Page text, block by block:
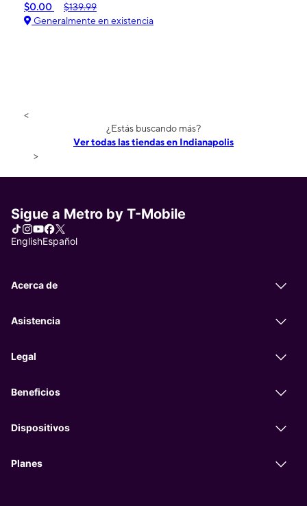
$0.00
$139.99
Generalmente en existencia
<
¿Estás buscando más?
Ver todas las tiendas en Indianapolis
>